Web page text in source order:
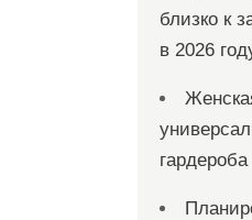
близко к
в 2026
гардероба